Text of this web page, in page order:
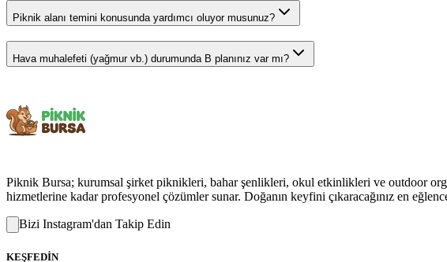
Piknik alanı temini konusunda yardımcı oluyor musunuz?
Hava muhalefeti (yağmur vb.) durumunda B planınız var mı?
Piknik Bursa; kurumsal şirket piknikleri, bahar şenlikleri, okul etkinlikleri ve outdoor
hizmetlerine kadar profesyonel çözümler sunar. Doğanın keyfini çıkaracağınız en
Bizi Instagram'dan Takip Edin
KEŞFEDİN